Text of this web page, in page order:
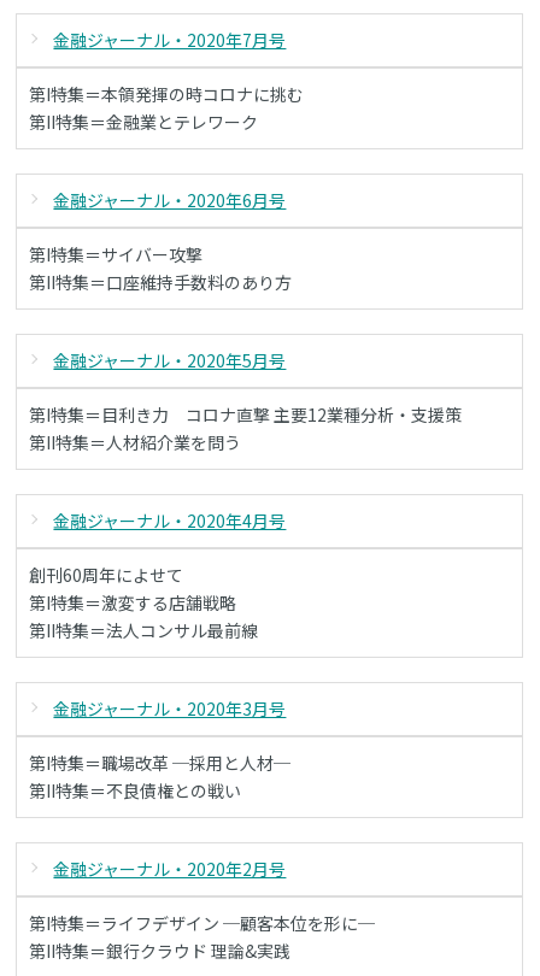
金融ジャーナル・2020年7月号
第I特集＝本領発揮の時コロナに挑む
第II特集＝金融業とテレワーク
金融ジャーナル・2020年6月号
第I特集＝サイバー攻撃
第II特集＝口座維持手数料のあり方
金融ジャーナル・2020年5月号
第I特集＝目利き力 コロナ直撃 主要12業種分析・支援策
第II特集＝人材紹介業を問う
金融ジャーナル・2020年4月号
創刊60周年によせて
第I特集＝激変する店舗戦略
第II特集＝法人コンサル最前線
金融ジャーナル・2020年3月号
第I特集＝職場改革 ─採用と人材─
第II特集＝不良債権との戦い
金融ジャーナル・2020年2月号
第I特集＝ライフデザイン ─顧客本位を形に─
第II特集＝銀行クラウド 理論&実践